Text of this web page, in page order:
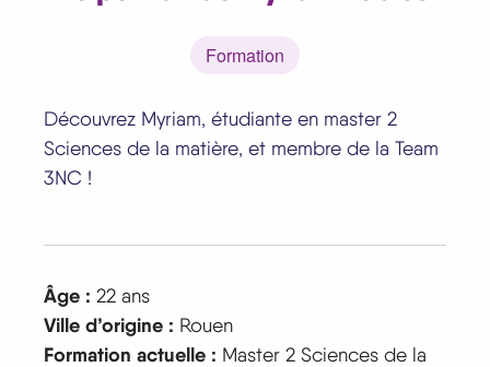
Formation
Découvrez Myriam, étudiante en master 2
Sciences de la matière, et membre de la Team
3NC !
Âge : 22 ans
Ville d’origine : Rouen
Formation actuelle : Master 2 Sciences de la